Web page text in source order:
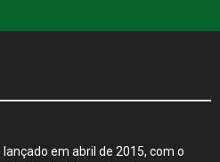
em abril de 2015, com o